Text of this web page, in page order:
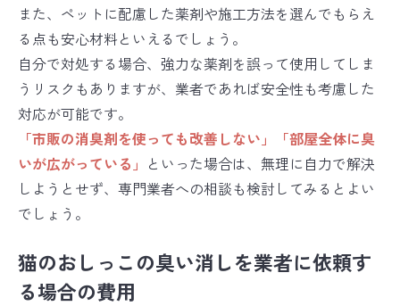
また、ペットに配慮した薬剤や施工方法を選んでもらえ
る点も安心材料といえるでしょう。
自分で対処する場合、強力な薬剤を誤って使用してしま
うリスクもありますが、業者であれば安全性も考慮した
対応が可能です。
「市販の消臭剤を使っても改善しない」「部屋全体に臭
いが広がっている」 といった場合は、無理に自力で解決
しようとせず、専門業者への相談も検討してみるとよい
でしょう。
猫のおしっこの臭い消しを業者に依頼す
る場合の費用